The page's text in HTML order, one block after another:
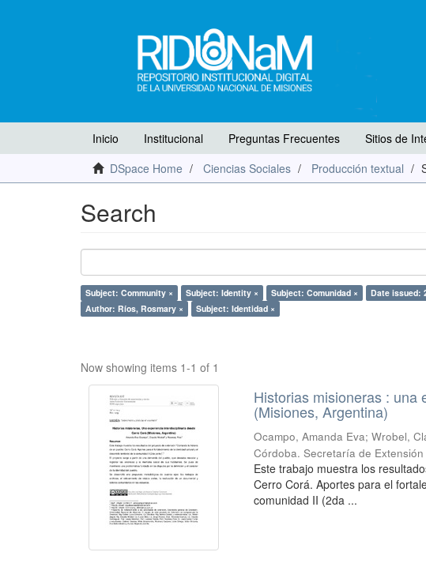
Inicio Institucional Preguntas Frecuentes
Sitios de
DSpace Home
Ciencias Sociales Producción textual
Search
Subject: Community × Subject: Identity × Subject: Comunidad × Date issued:
Author: Ríos, Rosmary ×
Subject: Identidad ×
Now showing items 1-1 of 1
Historias misioneras : una
(Misiones, Argentina)
Ocampo, Amanda Eva; Wrobel,
Córdoba. Secretaría de
Este trabajo muestra los
Cerro Corá. Aportes para el
comunidad II (2da ...